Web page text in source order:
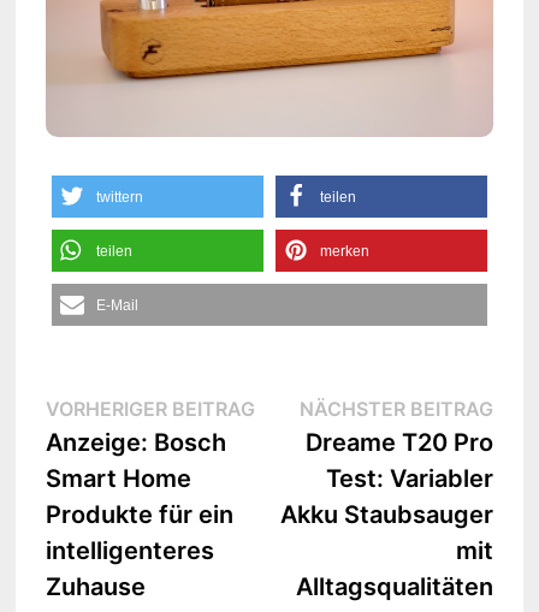
twittern teilen
teilen merken
E-Mail
Beitrags-
Navigation
VORHERIGER BEITRAGVorheriger
Beitrag:
Anzeige: Bosch
Smart Home
Produkte für ein
intelligenteres
Zuhause
NÄCHSTER BEITRAG
Dreame T20 Pro
Test: Variabler
Akku Staubsauger
mit
Alltagsqualitäten